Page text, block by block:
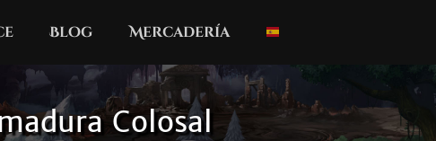
Blog Mercadería
Colosal